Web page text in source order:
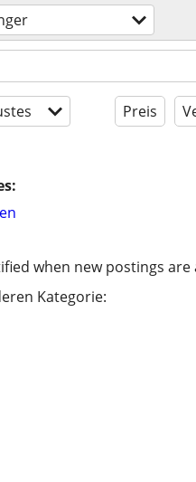
Preis
when new postings are
Kategorie: